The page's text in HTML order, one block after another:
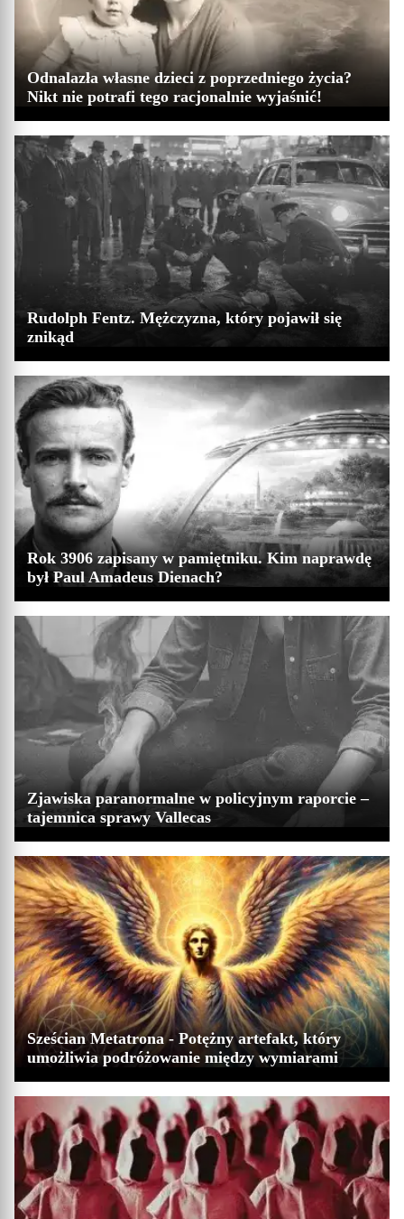
Odnalazła własne dzieci z poprzedniego życia?
Nikt nie potrafi tego racjonalnie wyjaśnić!
Rudolph Fentz. Mężczyzna, który pojawił się
znikąd
Rok 3906 zapisany w pamiętniku. Kim naprawdę
był Paul Amadeus Dienach?
Zjawiska paranormalne w policyjnym raporcie –
tajemnica sprawy Vallecas
Sześcian Metatrona - Potężny artefakt, który
umożliwia podróżowanie między wymiarami